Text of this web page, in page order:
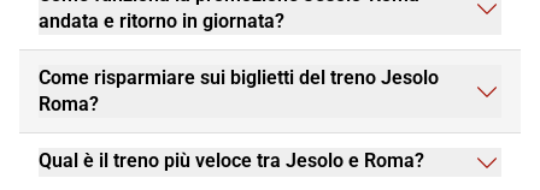
andata e ritorno in giornata?
Come risparmiare sui biglietti del treno Jesolo
Roma?
Qual è il treno più veloce tra Jesolo e Roma?